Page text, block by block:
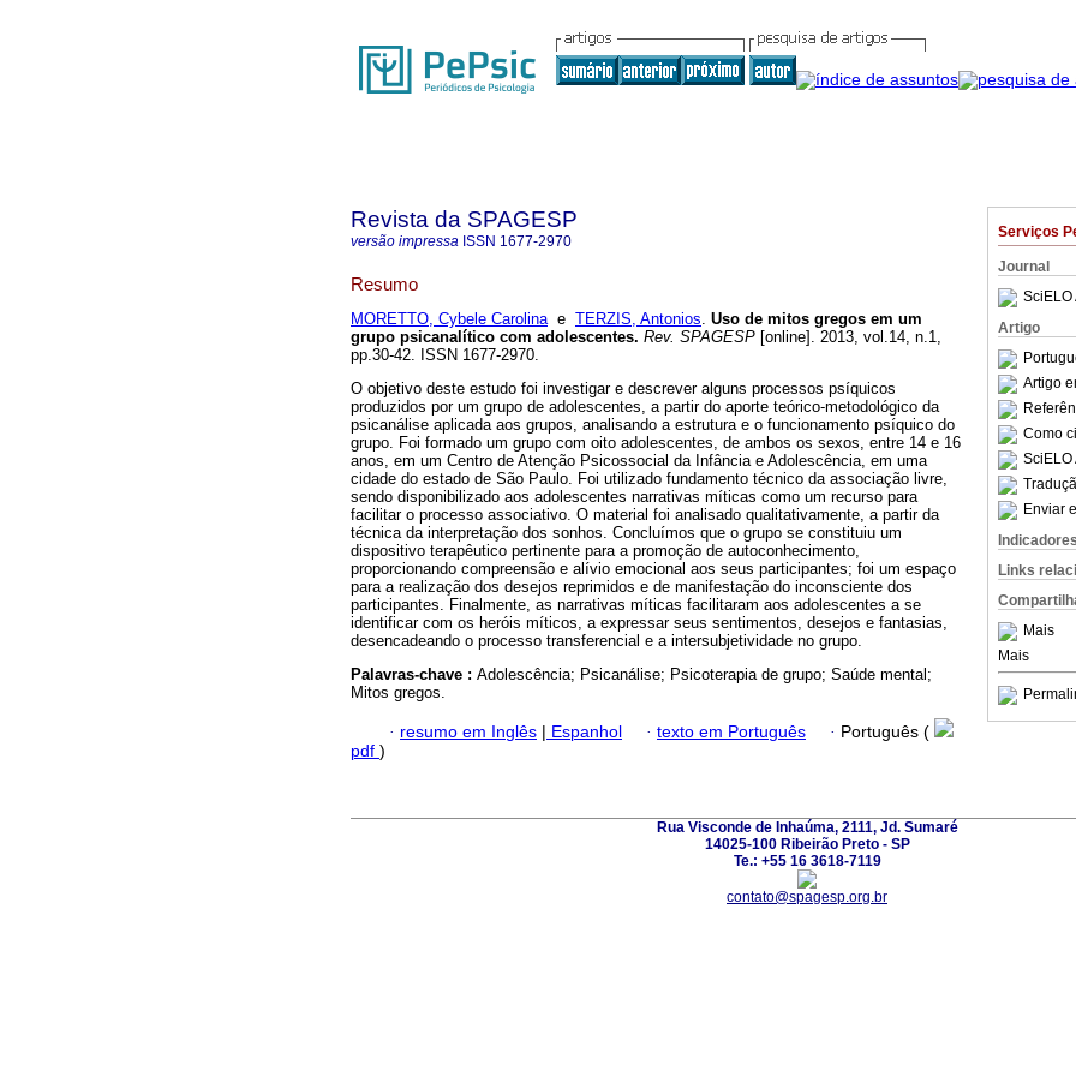
Serviços
Journal
SciELO
Artigo
Artigo
Como
SciELO
Enviar
Indicadores
Links
Mais
Mais
Revista da SPAGESP
versão impressa ISSN 1677-2970
Resumo
MORETTO, Cybele Carolinae TERZIS, Antonios. Uso de mitos gregos em um
grupo psicanalítico com adolescentes. Rev. SPAGESP [online]. 2013, vol.14, n.1,
pp.30-42. ISSN 1677-2970.
O objetivo deste estudo foi investigar e descrever alguns processos psíquicos
produzidos por um grupo de adolescentes, a partir do aporte teórico-metodológico da
psicanálise aplicada aos grupos, analisando a estrutura e o funcionamento psíquico do
grupo. Foi formado um grupo com oito adolescentes, de ambos os sexos, entre 14 e 16
anos, em um Centro de Atenção Psicossocial da Infância e Adolescência, em uma
cidade do estado de São Paulo. Foi utilizado fundamento técnico da associação livre,
sendo disponibilizado aos adolescentes narrativas míticas como um recurso para
facilitar o processo associativo. O material foi analisado qualitativamente, a partir da
técnica da interpretação dos sonhos. Concluímos que o grupo se constituiu um
dispositivo terapêutico pertinente para a promoção de autoconhecimento,
proporcionando compreensão e alívio emocional aos seus participantes; foi um espaço
para a realização dos desejos reprimidos e de manifestação do inconsciente dos
participantes. Finalmente, as narrativas míticas facilitaram aos adolescentes a se
identificar com os heróis míticos, a expressar seus sentimentos, desejos e fantasias,
desencadeando o processo transferencial e a intersubjetividade no grupo.
Palavras-chave : Adolescência; Psicanálise; Psicoterapia de grupo; Saúde mental;
Mitos gregos.
· resumo em Inglês | Espanhol · texto em Português · Português (
pdf )
Rua Visconde de Inhaúma, 2111, Jd. Sumaré
14025-100 Ribeirão Preto - SP
Te.: +55 16 3618-7119
contato@spagesp.org.br